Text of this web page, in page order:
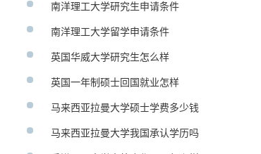
南洋理工大学研究生申请条件
南洋理工大学留学申请条件
英国华威大学研究生怎么样
英国一年制硕士回国就业怎样
马来西亚拉曼大学硕士学费多少钱
马来西亚拉曼大学我国承认学历吗